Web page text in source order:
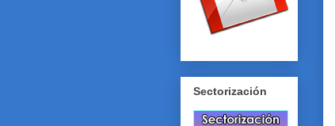
Sectorización